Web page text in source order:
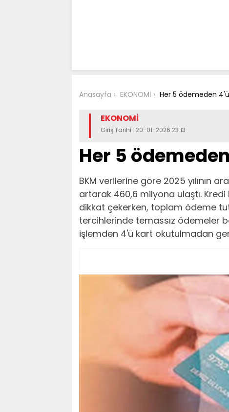
Anasayfa EKONOMİ Her 5 ödemeden
EKONOMİ
Giriş Tarihi : 20-01-2026 23:13
Her 5
BKM verilerine göre 2025 yılının
artarak 460,6 milyona ulaştı. Kredi
dikkat çekerken, toplam ödeme
tercihlerinde temassız ödemeler
işlemden 4'ü kart okutulmadan